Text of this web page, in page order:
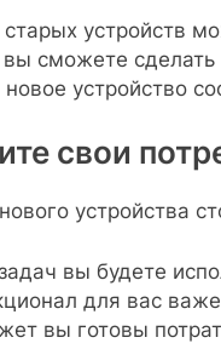
устройств
сможете сделать
устройство
свои
устройства
вы будете
для вас
вы готовы